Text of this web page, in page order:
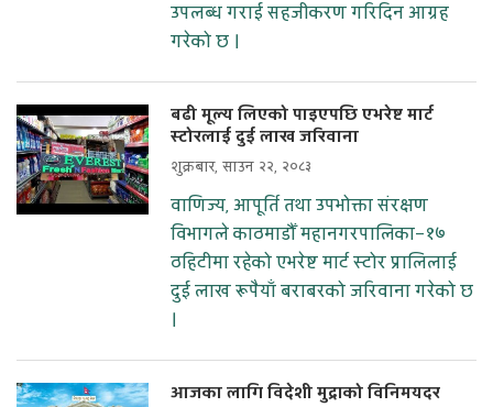
उपलब्ध गराई सहजीकरण गरिदिन आग्रह
गरेको छ ।
बढी मूल्य लिएको पाइएपछि एभरेष्ट मार्ट
स्टोरलाई दुई लाख जरिवाना
शुक्रबार, साउन २२, २०८३
वाणिज्य, आपूर्ति तथा उपभोक्ता संरक्षण
विभागले काठमाडौँ महानगरपालिका–१७
ठहिटीमा रहेको एभरेष्ट मार्ट स्टोर प्रालिलाई
दुई लाख रूपैयाँ बराबरको जरिवाना गरेको छ
।
आजका लागि विदेशी मुद्राको विनिमयदर